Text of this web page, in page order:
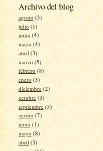
Archivo del blog
agosto (3)
julio (1)
junio (4)
mayo (4)
abril (3)
marzo (5)
febrero (8)
enero (3)
diciembre (2)
octubre (3)
septiembre (5)
agosto (7)
junio (1)
mayo (8)
abril (3)